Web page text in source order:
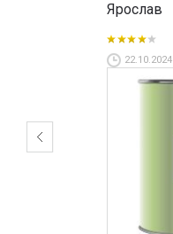
Ярослав
22.10.2024